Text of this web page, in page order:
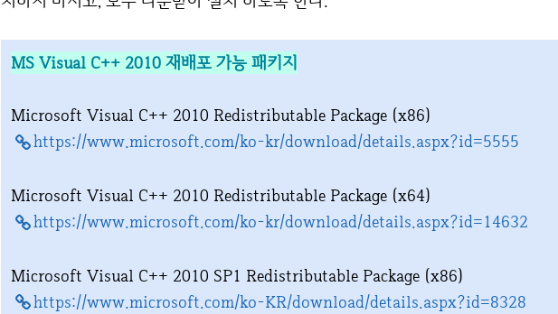
MS Visual C++ 2010 재배포 가능 패키지
Microsoft Visual C++ 2010 Redistributable Package (x86)
https://www.microsoft.com/ko-kr/download/details.aspx?id=5555
Microsoft Visual C++ 2010 Redistributable Package (x64)
https://www.microsoft.com/ko-kr/download/details.aspx?id=14632
Microsoft Visual C++ 2010 SP1 Redistributable Package (x86)
https://www.microsoft.com/ko-KR/download/details.aspx?id=8328